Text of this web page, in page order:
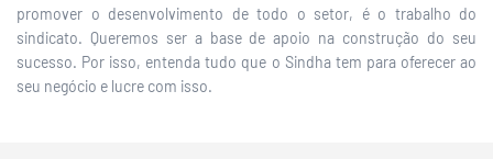
promover o desenvolvimento de todo o setor, é o trabalho do
sindicato. Queremos ser a base de apoio na construção do seu
sucesso. Por isso, entenda tudo que o Sindha tem para oferecer ao
seu negócio e lucre com isso.